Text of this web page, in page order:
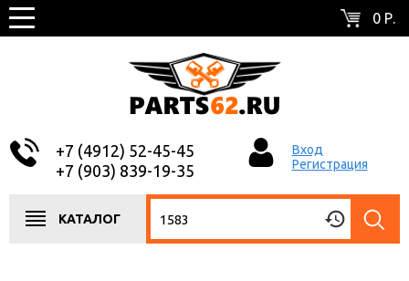
0 Р.
+7 (4912) 52-45-45
+7 (903) 839-19-35
Вход
Регистрация
КАТАЛОГ